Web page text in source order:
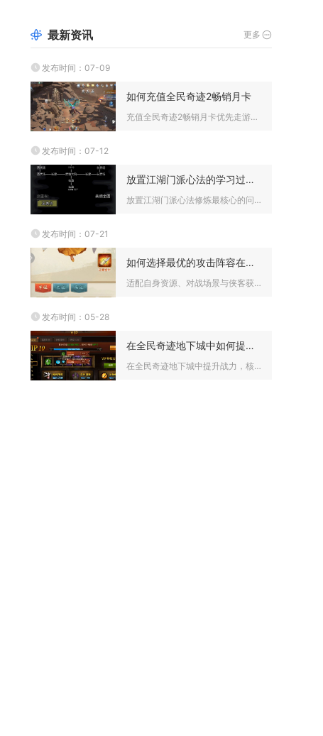
最新资讯 更多
发布时间：07-09
如何充值全民奇迹2畅销月卡
充值全民奇迹2畅销月卡优先走游戏内商城月卡专区直充，同时搭配...
发布时间：07-12
放置江湖门派心法的学习过程中需要注意哪些问题
放置江湖门派心法修炼最核心的问题集中在前置等级限制、潜能分配...
发布时间：07-21
如何选择最优的攻击阵容在大掌门2中
适配自身资源、对战场景与侠客获取渠道，搭配完整合璧羁绊、攻防...
发布时间：05-28
在全民奇迹地下城中如何提升战力
在全民奇迹地下城中提升战力，核心在于装备养成、技能优化、翅膀...